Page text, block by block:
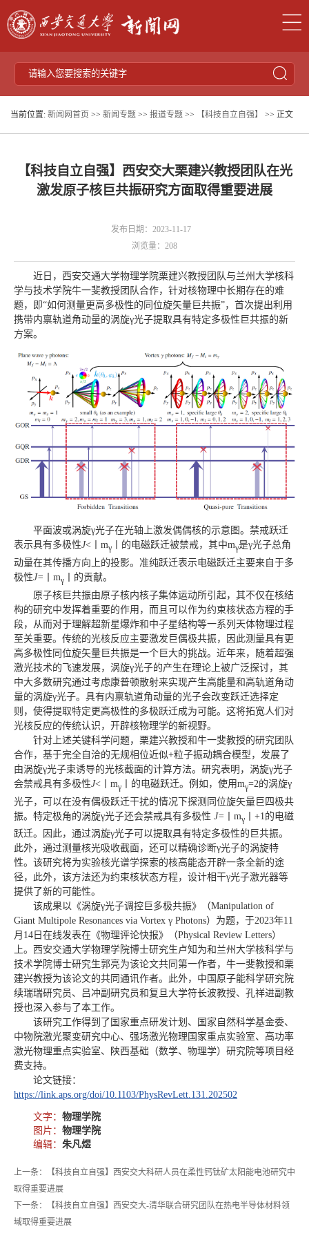
当前位置: 新闻网首页 >> 新闻专题 >> 报道专题 >> 【科技自立自强】 >> 正文
【科技自立自强】西安交大栗建兴教授团队在光
激发原子核巨共振研究方面取得重要进展
发布日期：2023-11-17
浏览量： 208
近日，西安交通大学物理学院栗建兴教授团队与兰州大学核科
学与技术学院牛一斐教授团队合作，针对核物理中长期存在的难
题，即“如何测量更高多极性的同位旋矢量巨共振”，首次提出利用
携带内禀轨道角动量的涡旋γ光子提取具有特定多极性巨共振的新
方案。
平面波或涡旋γ光子在光轴上激发偶偶核的示意图。禁戒跃迁
表示具有多极性J<丨mγ 丨的电磁跃迁被禁戒，其中mγ是γ光子总角
动量在其传播方向上的投影。准纯跃迁表示电磁跃迁主要来自于多
极性J= 丨mγ 丨的贡献。
原子核巨共振由原子核内核子集体运动所引起，其不仅在核结
构的研究中发挥着重要的作用，而且可以作为约束核状态方程的手
段，从而对于理解超新星爆炸和中子星结构等一系列天体物理过程
至关重要。传统的光核反应主要激发巨偶极共振，因此测量具有更
高多极性同位旋矢量巨共振是一个巨大的挑战。近年来，随着超强
激光技术的飞速发展，涡旋γ光子的产生在理论上被广泛探讨，其
中大多数研究通过考虑康普顿散射来实现产生高能量和高轨道角动
量的涡旋γ光子。具有内禀轨道角动量的光子会改变跃迁选择定
则，使得提取特定更高极性的多极跃迁成为可能。这将拓宽人们对
光核反应的传统认识，开辟核物理学的新视野。
针对上述关键科学问题，栗建兴教授和牛一斐教授的研究团队
合作，基于完全自洽的无规相位近似+粒子振动耦合模型，发展了
由涡旋γ光子束诱导的光核截面的计算方法。研究表明，涡旋γ光子
会禁戒具有多极性J<丨mγ 丨的电磁跃迁。例如，使用mγ=2的涡旋γ
光子，可以在没有偶极跃迁干扰的情况下探测同位旋矢量巨四极共
振。特定极角的涡旋γ光子还会禁戒具有多极性 J= 丨mγ 丨+1的电磁
跃迁。因此，通过涡旋γ光子可以提取具有特定多极性的巨共振。
此外，通过测量核光吸收截面，还可以精确诊断γ光子的涡旋特
性。该研究将为实验核光谱学探索的核高能态开辟一条全新的途
径，此外，该方法还为约束核状态方程，设计相干γ光子激光器等
提供了新的可能性。
该成果以《涡旋γ光子调控巨多极共振》（Manipulation of
Giant Multipole Resonances via Vortex γ Photons）为题，于2023年11
月14日在线发表在《物理评论快报》（Physical Review Letters）
上。西安交通大学物理学院博士研究生卢知为和兰州大学核科学与
技术学院博士研究生郭亮为该论文共同第一作者，牛一斐教授和栗
建兴教授为该论文的共同通讯作者。此外，中国原子能科学研究院
续瑞瑞研究员、吕冲副研究员和复旦大学符长波教授、孔祥进副教
授也深入参与了本工作。
该研究工作得到了国家重点研发计划、国家自然科学基金委、
中物院激光聚变研究中心、强场激光物理国家重点实验室、高功率
激光物理重点实验室、陕西基础（数学、物理学）研究院等项目经
费支持。
论文链接：
https://link.aps.org/doi/10.1103/PhysRevLett.131.202502
文字： 物理学院
图片： 物理学院
编辑： 朱凡煜
上一条：【科技自立自强】西安交大科研人员在柔性钙钛矿太阳能电池研究中
取得重要进展
下一条：【科技自立自强】西安交大-清华联合研究团队在热电半导体材料领
域取得重要进展